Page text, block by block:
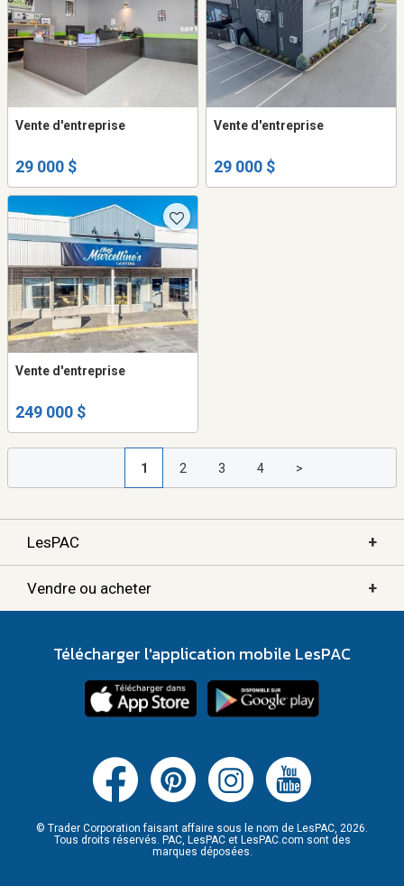
Vente d'entreprise
29 000 $
Vente d'entreprise
29 000 $
Vente d'entreprise
249 000 $
1 2 3 4 >
LesPAC +
Vendre ou acheter +
Télécharger l'application mobile LesPAC
© Trader Corporation faisant affaire sous le nom de LesPAC, 2026.
Tous droits réservés. PAC, LesPAC et LesPAC.com sont des
marques déposées.